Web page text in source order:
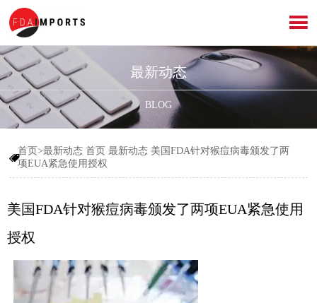

最新动态
BLOG

首页>最新动态首页 最新动态 美国FDA针对猴痘病毒颁发了两
项EUA紧急使用授权
美国FDA针对猴痘病毒颁发了两项EUA紧急使用
授权